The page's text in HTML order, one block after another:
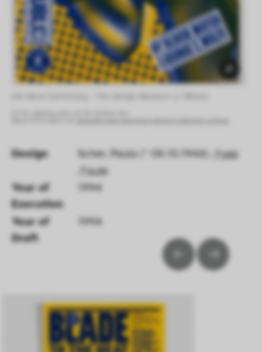
Design Scher, Paula (* 06.10.1948)
GND
ULAN
Year of
Execution
1994
Year of
Draft
1994